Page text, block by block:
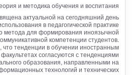
и методика обучения и воспитания
актуальной на сегодняшний день
в педагогической практике
метода для формирования иноязычной
компетенции студентов.
тенденции в обучении иностранным
согласуются с тенденциями
образования, направленными на
технологий и технических